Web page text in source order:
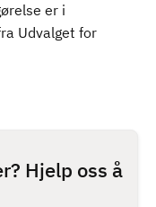
er i
Udvalget for
Hjelp oss å